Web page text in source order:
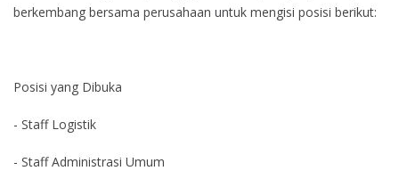
berkembang bersama perusahaan untuk mengisi posisi berikut:
Posisi yang Dibuka
- Staff Logistik
- Staff Administrasi Umum